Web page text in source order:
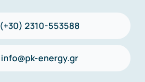
(+30) 2310-553588
info@pk-energy.gr